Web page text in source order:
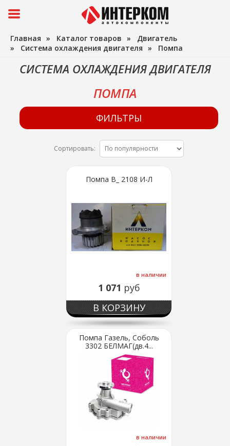
Главная » Каталог товаров » Двигатель
» Система охлаждения двигателя » Помпа
СИСТЕМА ОХЛАЖДЕНИЯ ДВИГАТЕЛЯ
ПОМПА
ФИЛЬТРЫ
Сортировать:
Помпа В_ 2108 И-Л
в наличии
1 071 руб
В КОРЗИНУ
Помпа Газель, Соболь
3302 БЕЛМАГ(дв.4...
в наличии